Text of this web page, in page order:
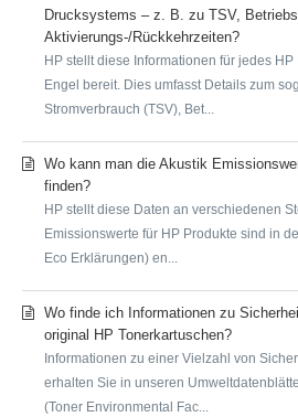
Drucksystems – z. B. zu TSV,
Aktivierungs-/Rückkehrzeiten?
HP stellt diese Informationen für jedes
Engel bereit. Dies umfasst Details zum
Stromverbrauch (TSV), Bet...
Wo kann man die Akustik
finden?
HP stellt diese Daten an verschiedenen
Emissionswerte für HP Produkte sind in
Eco Erklärungen) en...
Wo finde ich Informationen zu
original HP Tonerkartuschen?
Informationen zu einer Vielzahl von
erhalten Sie in unseren
(Toner Environmental Fac...